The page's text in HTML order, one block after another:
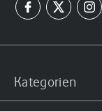
Kategorien